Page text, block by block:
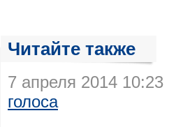
Читайте также
7 апреля 2014 10:23
голоса